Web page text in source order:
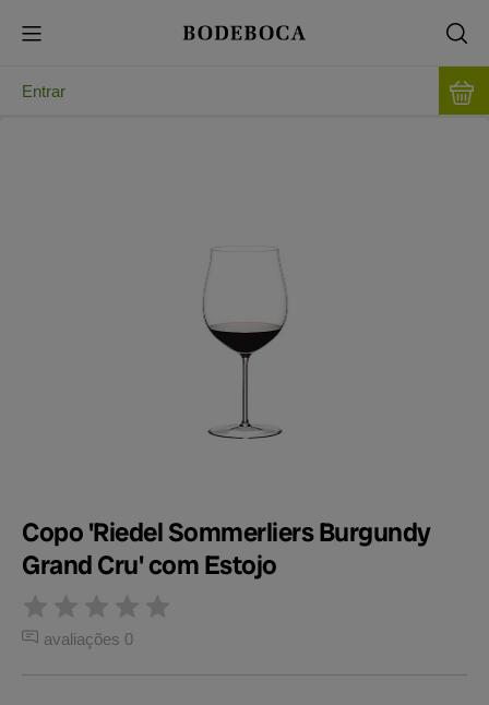
Entrar
Copo 'Riedel Sommerliers Burgundy
Grand Cru' com Estojo
avaliações 0